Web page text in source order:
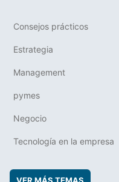
Consejos prácticos
Estrategia
Management
pymes
Negocio
Tecnología en la empresa